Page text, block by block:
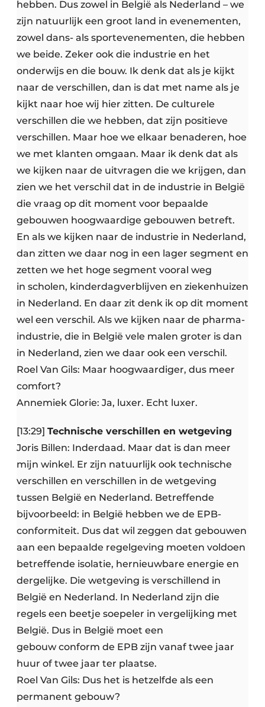
hebben. Dus zowel in België als Nederland – we
zijn natuurlijk een groot land in evenementen,
zowel dans- als sportevenementen, die hebben
we beide. Zeker ook die industrie en het
onderwijs en die bouw. Ik denk dat als je kijkt
naar de verschillen, dan is dat met name als je
kijkt naar hoe wij hier zitten. De culturele
verschillen die we hebben, dat zijn positieve
verschillen. Maar hoe we elkaar benaderen, hoe
we met klanten omgaan. Maar ik denk dat als
we kijken naar de uitvragen die we krijgen, dan
zien we het verschil dat in de industrie in België
die vraag op dit moment voor bepaalde
gebouwen hoogwaardige gebouwen betreft.
En als we kijken naar de industrie in Nederland,
dan zitten we daar nog in een lager segment en
zetten we het hoge segment vooral weg
in scholen, kinderdagverblijven en ziekenhuizen
in Nederland. En daar zit denk ik op dit moment
wel een verschil. Als we kijken naar de pharma-
industrie, die in België vele malen groter is dan
in Nederland, zien we daar ook een verschil.
Roel Van Gils: Maar hoogwaardiger, dus meer
comfort?
Annemiek Glorie: Ja, luxer. Echt luxer.
[13:29] Technische verschillen en wetgeving
Joris Billen: Inderdaad. Maar dat is dan meer
mijn winkel. Er zijn natuurlijk ook technische
verschillen en verschillen in de wetgeving
tussen België en Nederland. Betreffende
bijvoorbeeld: in België hebben we de EPB-
conformiteit. Dus dat wil zeggen dat gebouwen
aan een bepaalde regelgeving moeten voldoen
betreffende isolatie, hernieuwbare energie en
dergelijke. Die wetgeving is verschillend in
België en Nederland. In Nederland zijn die
regels een beetje soepeler in vergelijking met
België. Dus in België moet een
gebouw conform de EPB zijn vanaf twee jaar
huur of twee jaar ter plaatse.
Roel Van Gils: Dus het is hetzelfde als een
permanent gebouw?